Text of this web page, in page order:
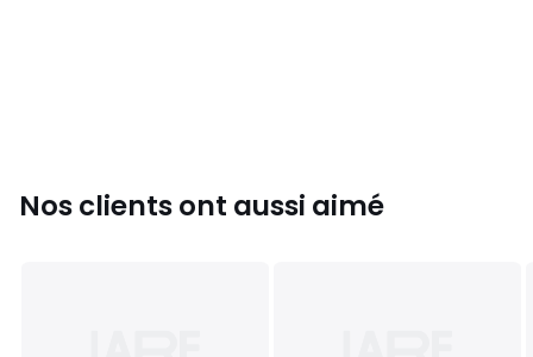
• Hauteur : 15,5 cm
Nos clients ont aussi aimé